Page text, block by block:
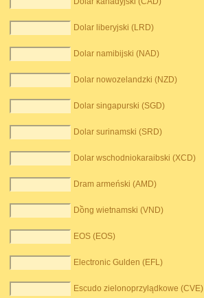
Dolar liberyjski (LRD)
Dolar namibijski (NAD)
Dolar nowozelandzki (NZD)
Dolar singapurski (SGD)
Dolar surinamski (SRD)
Dolar wschodniokaraibski (XCD)
Dram armeński (AMD)
Dồng wietnamski (VND)
EOS (EOS)
Electronic Gulden (EFL)
Escudo zielonoprzylądkowe (CVE)